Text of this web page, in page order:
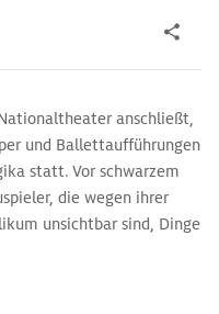
anschließt,
und Ballettaufführungen
statt. Vor schwarzem
die wegen ihrer
unsichtbar sind, Dinge
des 20. Jh., verflocht sie